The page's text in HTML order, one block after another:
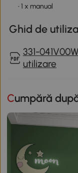
• 1 x manual
Ghid de
331-
utilizare
Cumpără